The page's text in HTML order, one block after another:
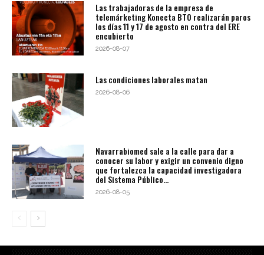
Las trabajadoras de la empresa de
telemárketing Konecta BTO realizarán paros
los días 11 y 17 de agosto en contra del ERE
encubierto
2026-08-07
Las condiciones laborales matan
2026-08-06
Navarrabiomed sale a la calle para dar a
conocer su labor y exigir un convenio digno
que fortalezca la capacidad investigadora
del Sistema Público...
2026-08-05